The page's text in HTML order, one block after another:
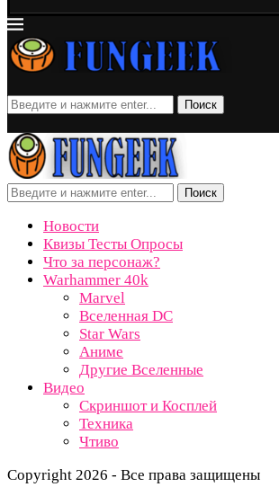
Поиск
Поиск
Новости
Квизы Тесты Опросы
Что за персонаж?
Warhammer 40k
Marvel
Вселенная DC
Star Wars
Аниме
Другие Вселенные
Видео
Скриншот и Косплей
Техника
Чтиво
Copyright 2026 - Все права защищены